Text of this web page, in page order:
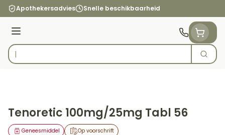
Ga naar de inhoud
Apothekersadvies Snelle beschikbaarheid
Menu
Product, merk, categorie...
Zoek
Tenoretic 100mg/25mg Tabl 56
Op voorschrift
Geneesmiddel